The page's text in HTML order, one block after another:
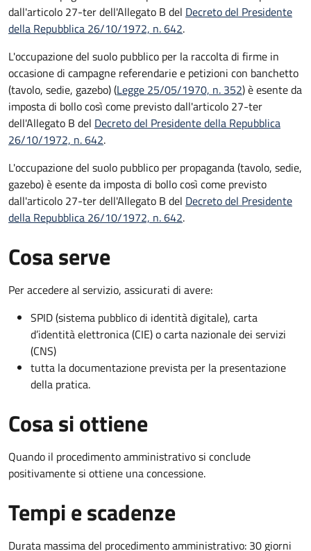
dall'articolo 27-ter dell'Allegato B del Decreto del Presidente
della Repubblica 26/10/1972, n. 642.
L'occupazione del suolo pubblico per la raccolta di firme in
occasione di campagne referendarie e petizioni con banchetto
(tavolo, sedie, gazebo) (Legge 25/05/1970, n. 352) è esente da
imposta di bollo così come previsto dall'articolo 27-ter
dell'Allegato B del Decreto del Presidente della Repubblica
26/10/1972, n. 642.
L'occupazione del suolo pubblico per propaganda (tavolo, sedie,
gazebo) è esente da imposta di bollo così come previsto
dall'articolo 27-ter dell'Allegato B del Decreto del Presidente
della Repubblica 26/10/1972, n. 642.
Cosa serve
Per accedere al servizio, assicurati di avere:
SPID (sistema pubblico di identità digitale), carta
d’identità elettronica (CIE) o carta nazionale dei servizi
(CNS)
tutta la documentazione prevista per la presentazione
della pratica.
Cosa si ottiene
Quando il procedimento amministrativo si conclude
positivamente si ottiene una concessione.
Tempi e scadenze
Durata massima del procedimento amministrativo: 30 giorni